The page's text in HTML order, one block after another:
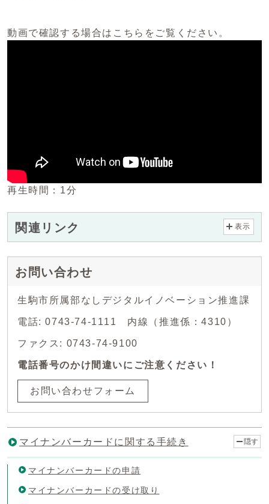
動画で確認する場合はこちらをご覧ください。
再生時間：1分
関連リンク 表示
お問い合わせ
生駒市所属部なしデジタルイノベーション推進課
電話: 0743-74-1111 内線（推進係：4310）
ファクス: 0743-74-9100
電話番号のかけ間違いにご注意ください！
お問い合わせフォーム
マイナンバーカードに関する手続き 隠す
マイナンバーカードの申請
マイナンバーカードの受け取り